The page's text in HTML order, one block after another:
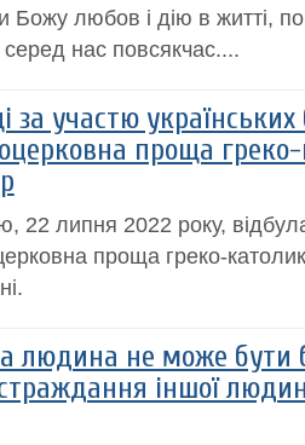
Божу любов і дію в житті,
серед нас повсякчас....
за участю українських
проща
22 липня 2022 року,
проща греко-
людина не може бути
іншої